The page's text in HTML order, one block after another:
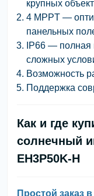
крупных
4 MPPT —
панельных
IP66 — полная
сложных
Возможность
Поддержка
Как и где
солнечный
EH3P50K-H
Простой заказ